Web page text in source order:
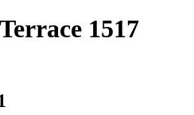
1517